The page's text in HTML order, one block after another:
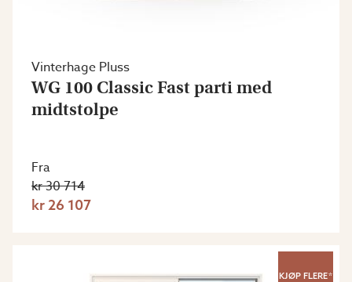
Vinterhage Pluss
WG 100 Classic Fast parti med
midtstolpe
Fra
kr 30 714
kr 26 107
KJØP FLERE*